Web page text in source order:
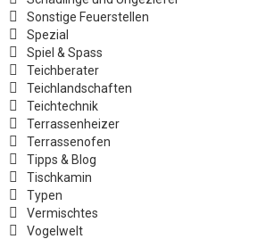
Sonstige Feuerstellen
Spezial
Spiel & Spass
Teichberater
Teichlandschaften
Teichtechnik
Terrassenheizer
Terrassenofen
Tipps & Blog
Tischkamin
Typen
Vermischtes
Vogelwelt